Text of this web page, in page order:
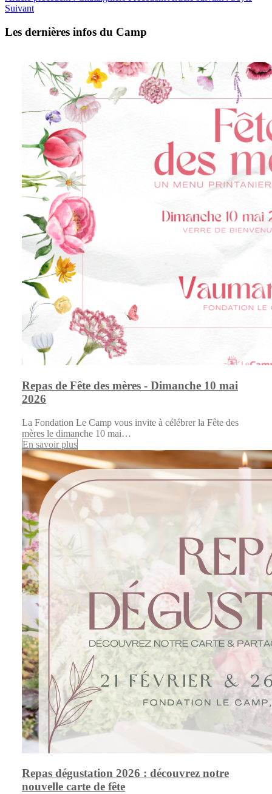
Suivant
Les dernières infos du Camp
Repas de Fête des mères - Dimanche 10 mai
2026
La Fondation Le Camp vous invite à célébrer la Fête des
mères le dimanche 10 mai…
En savoir plus
Repas dégustation 2026 : découvrez notre
nouvelle carte de fête